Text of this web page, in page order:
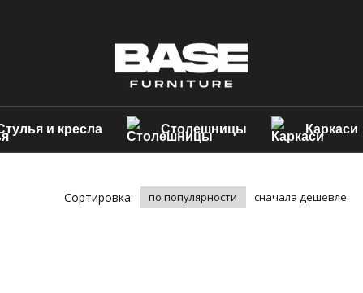
и кресла Столешницы Каркаси
Сортировка: по популярности сначала дешевле